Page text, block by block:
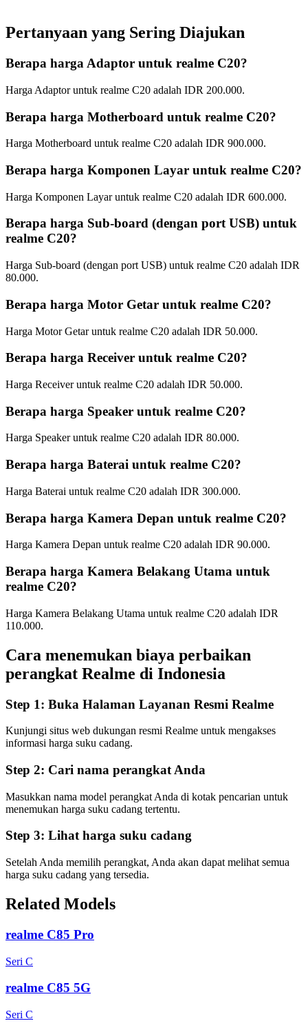
Pertanyaan yang Sering Diajukan
Berapa harga Adaptor untuk realme C20?
Harga Adaptor untuk realme C20 adalah IDR 200.000.
Berapa harga Motherboard untuk realme C20?
Harga Motherboard untuk realme C20 adalah IDR 900.000.
Berapa harga Komponen Layar untuk realme C20?
Harga Komponen Layar untuk realme C20 adalah IDR 600.000.
Berapa harga Sub-board (dengan port USB) untuk
realme C20?
Harga Sub-board (dengan port USB) untuk realme C20 adalah IDR
80.000.
Berapa harga Motor Getar untuk realme C20?
Harga Motor Getar untuk realme C20 adalah IDR 50.000.
Berapa harga Receiver untuk realme C20?
Harga Receiver untuk realme C20 adalah IDR 50.000.
Berapa harga Speaker untuk realme C20?
Harga Speaker untuk realme C20 adalah IDR 80.000.
Berapa harga Baterai untuk realme C20?
Harga Baterai untuk realme C20 adalah IDR 300.000.
Berapa harga Kamera Depan untuk realme C20?
Harga Kamera Depan untuk realme C20 adalah IDR 90.000.
Berapa harga Kamera Belakang Utama untuk
realme C20?
Harga Kamera Belakang Utama untuk realme C20 adalah IDR
110.000.
Cara menemukan biaya perbaikan
perangkat Realme di Indonesia
Step 1: Buka Halaman Layanan Resmi Realme
Kunjungi situs web dukungan resmi Realme untuk mengakses
informasi harga suku cadang.
Step 2: Cari nama perangkat Anda
Masukkan nama model perangkat Anda di kotak pencarian untuk
menemukan harga suku cadang tertentu.
Step 3: Lihat harga suku cadang
Setelah Anda memilih perangkat, Anda akan dapat melihat semua
harga suku cadang yang tersedia.
Related Models
realme C85 Pro
Seri C
realme C85 5G
Seri C